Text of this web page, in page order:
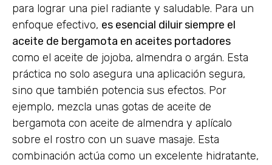
para lograr una piel radiante y saludable. Para un
enfoque efectivo, es esencial diluir siempre el
aceite de bergamota en aceites portadores
como el aceite de jojoba, almendra o argán. Esta
práctica no solo asegura una aplicación segura,
sino que también potencia sus efectos. Por
ejemplo, mezcla unas gotas de aceite de
bergamota con aceite de almendra y aplícalo
sobre el rostro con un suave masaje. Esta
combinación actúa como un excelente hidratante,